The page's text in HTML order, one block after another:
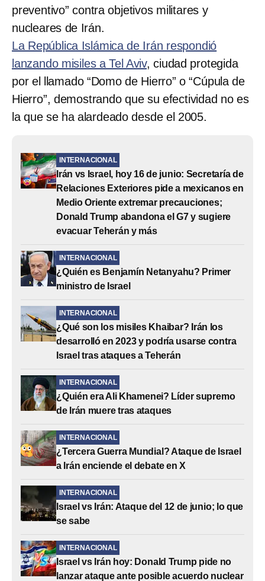
preventivo” contra objetivos militares y
nucleares de Irán.
La República Islámica de Irán respondió
lanzando misiles a Tel Aviv, ciudad protegida
por el llamado “Domo de Hierro” o “Cúpula de
Hierro”, demostrando que su efectividad no es
la que se ha alardeado desde el 2005.
INTERNACIONAL
Irán vs Israel, hoy 16 de junio: Secretaría de
Relaciones Exteriores pide a mexicanos en
Medio Oriente extremar precauciones;
Donald Trump abandona el G7 y sugiere
evacuar Teherán y más
INTERNACIONAL
¿Quién es Benjamín Netanyahu? Primer
ministro de Israel
INTERNACIONAL
¿Qué son los misiles Khaibar? Irán los
desarrolló en 2023 y podría usarse contra
Israel tras ataques a Teherán
INTERNACIONAL
¿Quién era Ali Khamenei? Líder supremo
de Irán muere tras ataques
INTERNACIONAL
¿Tercera Guerra Mundial? Ataque de Israel
a Irán enciende el debate en X
INTERNACIONAL
Israel vs Irán: Ataque del 12 de junio; lo que
se sabe
INTERNACIONAL
Israel vs Irán hoy: Donald Trump pide no
lanzar ataque ante posible acuerdo nuclear